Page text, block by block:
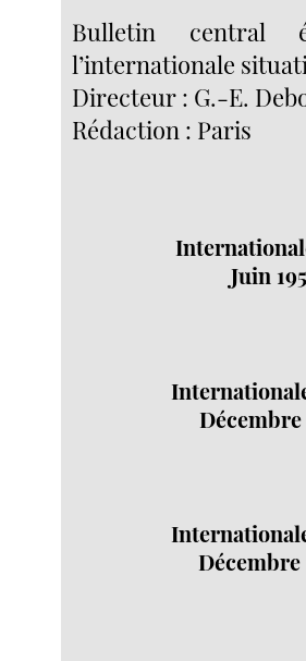
Bulletin central
l’internationale
Directeur : G.-E.
Rédaction : Paris
Juin
Décembre
Décembre